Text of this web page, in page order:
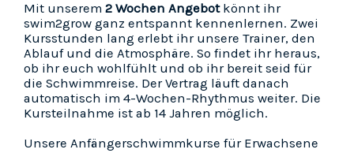
Mit unserem 2 Wochen Angebotkönnt ihr
swim2grow ganz entspannt kennenlernen. Zwei
Kursstunden lang erlebt ihr unsere Trainer, den
Ablauf und die Atmosphäre. So findet ihr heraus,
ob ihr euch wohlfühlt und ob ihr bereit seid für
die Schwimmreise. Der Vertrag läuft danach
automatisch im 4-Wochen-Rhythmus weiter. Die
Kursteilnahme ist ab 14 Jahren möglich.
Unsere Anfängerschwimmkurse für Erwachsene